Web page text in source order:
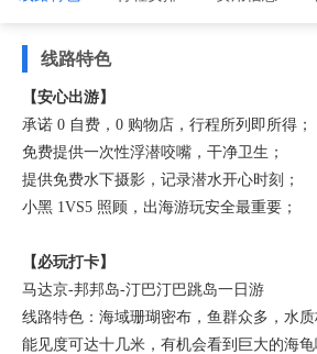
线路特色
【安心出游】
承诺 0 自费，0 购物店，行程所列即所得；
免费提供一次性浮潜咬嘴，干净卫生；
提供免费水下摄影，记录潜水开心时刻；
小黑 1VS5 照顾，出海游玩安全最重要；
【必玩打卡】
马达京-邦邦岛-汀巴汀巴跳岛一日游
线路特色：海域珊瑚密布，鱼群众多，水质
能见度可达十几米，有机会看到巨大的海龟